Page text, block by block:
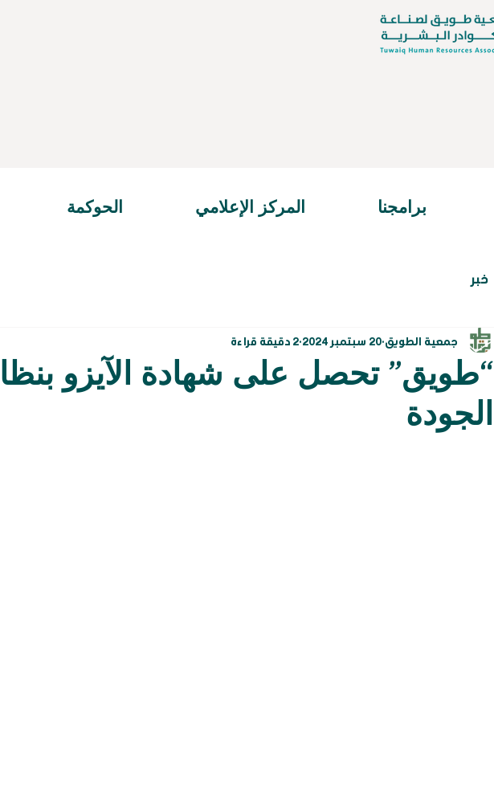
برامجنا المركز الإعلامي الحوكمة
خبر
“طويق” تحصل على شهادة الآيزو
الجودة
جمعية الطويق 20 سبتمبر 2024 2 دقيقة قراءة